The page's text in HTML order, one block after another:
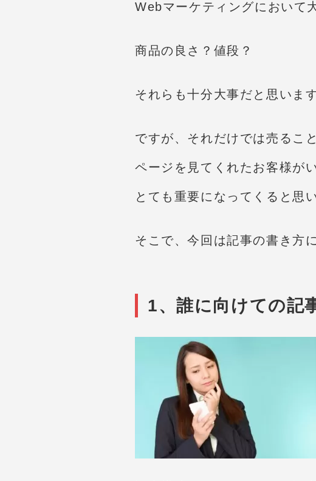
Webマーケティングにおいて
商品の良さ？値段？
それらも十分大事だと思います
ですが、それだけでは売るこ
ページを見てくれたお客様が
とても重要になってくると思
そこで、今回は記事の書き方
1、誰に向けての記